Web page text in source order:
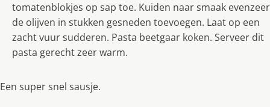
tomatenblokjes op sap toe. Kuiden naar smaak evenzeer
de olijven in stukken gesneden toevoegen. Laat op een
zacht vuur sudderen. Pasta beetgaar koken. Serveer dit
pasta gerecht zeer warm.
Een super snel sausje.